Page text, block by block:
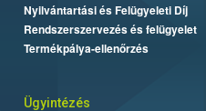
Nyilvántartási és Felügyeleti Díj
Rendszerszervezés és felügyelet
Termékpálya-ellenőrzés
Ügyintézés